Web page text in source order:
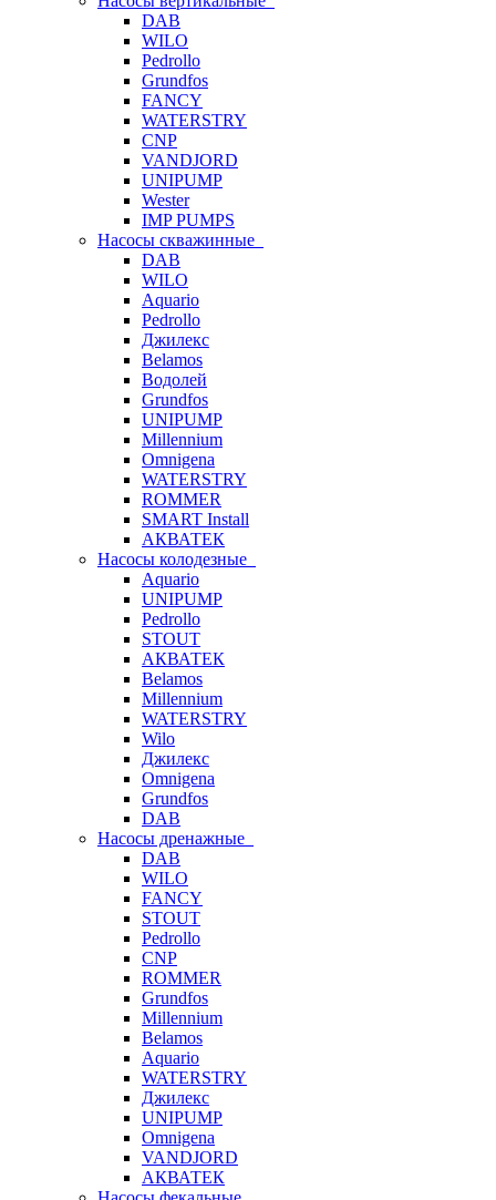
DAB
WILO
Pedrollo
Grundfos
FANCY
WATERSTRY
CNP
VANDJORD
UNIPUMP
Wester
IMP PUMPS
Насосы скважинные
DAB
WILO
Aquario
Pedrollo
Джилекс
Belamos
Водолей
Grundfos
UNIPUMP
Millennium
Omnigena
WATERSTRY
ROMMER
SMART Install
АКВАТЕК
Насосы колодезные
Aquario
UNIPUMP
Pedrollo
STOUT
АКВАТЕК
Belamos
Millennium
WATERSTRY
Wilo
Джилекс
Omnigena
Grundfos
DAB
Насосы дренажные
DAB
WILO
FANCY
STOUT
Pedrollo
CNP
ROMMER
Grundfos
Millennium
Belamos
Aquario
WATERSTRY
Джилекс
UNIPUMP
Omnigena
VANDJORD
АКВАТЕК